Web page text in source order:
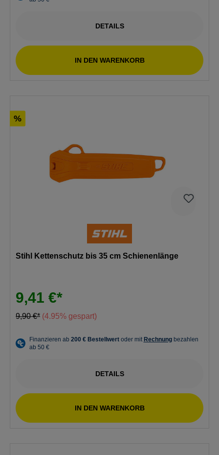
DETAILS
IN DEN WARENKORB
%
Stihl Kettenschutz bis 35 cm Schienenlänge
9,41 €*
9,90 €* (4.95% gespart)
DETAILS
IN DEN WARENKORB